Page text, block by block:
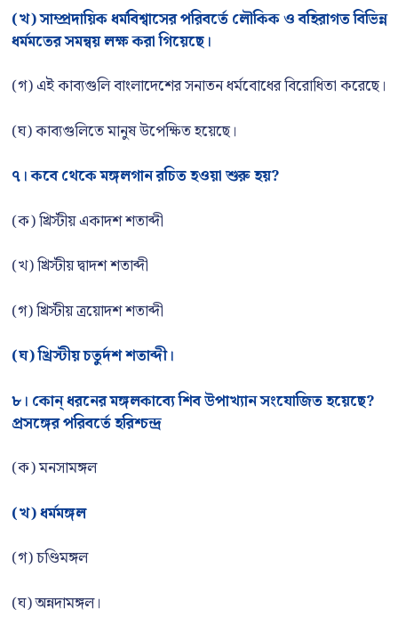
(খ) সাম্প্রদায়িক ধর্মবিশ্বাসের পরিবর্তে লৌকিক ও বহিরাগত বিভিন্ন
ধর্মমতের সমন্বয় লক্ষ করা গিয়েছে।
(গ) এই কাব্যগুলি বাংলাদেশের সনাতন ধর্মবোধের বিরোধিতা করেছে।
(ঘ) কাব্যগুলিতে মানুষ উপেক্ষিত হয়েছে।
৭। কবে থেকে মঙ্গলগান রচিত হওয়া শুরু হয়?
(ক) খ্রিস্টীয় একাদশ শতাব্দী
(খ) খ্রিস্টীয় দ্বাদশ শতাব্দী
(গ) খ্রিস্টীয় ত্রয়োদশ শতাব্দী
(ঘ) খ্রিস্টীয় চতুর্দশ শতাব্দী।
৮। কোন্ ধরনের মঙ্গলকাব্যে শিব উপাখ্যান সংযোজিত হয়েছে?
প্রসঙ্গের পরিবর্তে হরিশ্চন্দ্র
(ক) মনসামঙ্গল
(খ) ধর্মমঙ্গল
(গ) চণ্ডিমঙ্গল
(ঘ) অন্নদামঙ্গল।